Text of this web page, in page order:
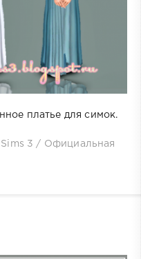
платье для симок.
3 / Официальная